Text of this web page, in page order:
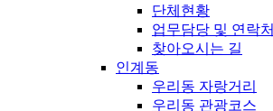
단체현황
업무담당 및 연락처
찾아오시는 길
인계동
우리동 자랑거리
우리동 관광코스